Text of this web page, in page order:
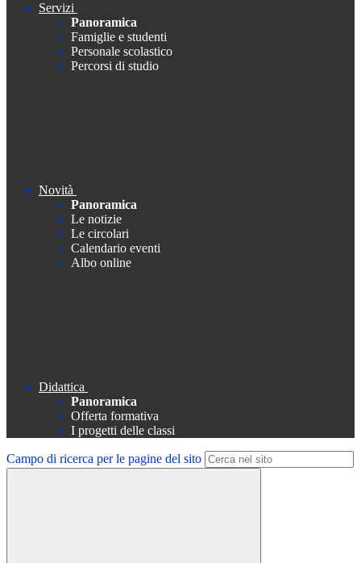
Servizi
Panoramica
Famiglie e studenti
Personale scolastico
Percorsi di studio
Novità
Panoramica
Le notizie
Le circolari
Calendario eventi
Albo online
Didattica
Panoramica
Offerta formativa
I progetti delle classi
Campo di ricerca per le pagine del sito